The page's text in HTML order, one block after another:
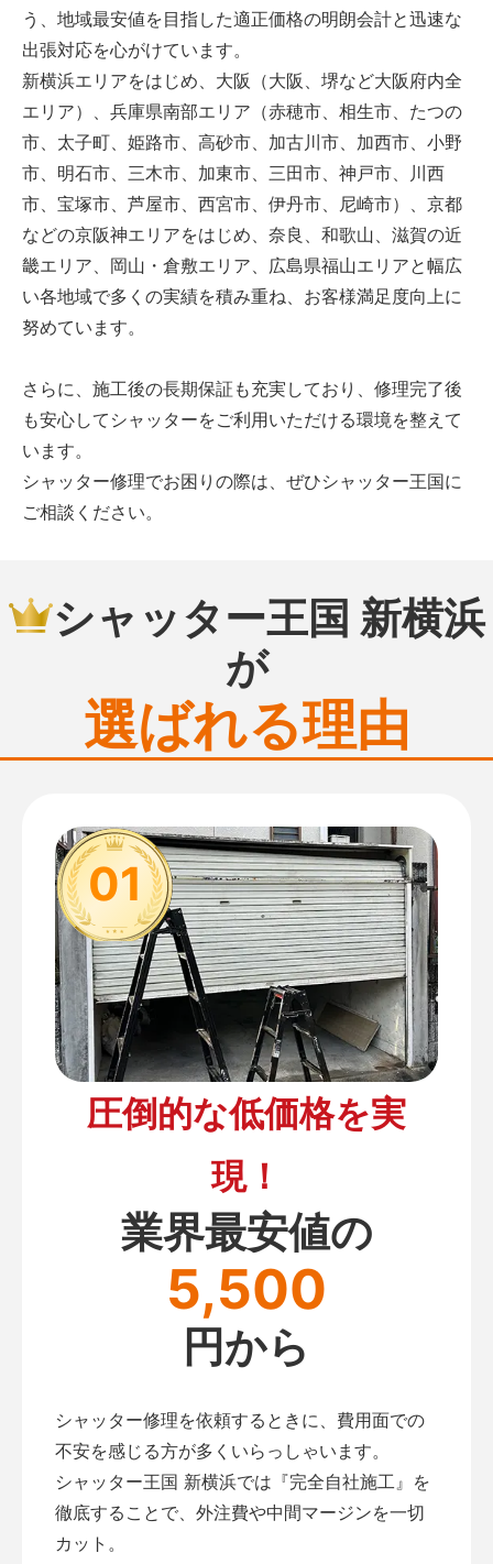
う、地域最安値を目指した適正価格の明朗会計と迅速な
出張対応を心がけています。
新横浜エリアをはじめ、大阪（大阪、堺など大阪府内全
エリア）、兵庫県南部エリア（赤穂市、相生市、たつの
市、太子町、姫路市、高砂市、加古川市、加西市、小野
市、明石市、三木市、加東市、三田市、神戸市、川西
市、宝塚市、芦屋市、西宮市、伊丹市、尼崎市）、京都
などの京阪神エリアをはじめ、奈良、和歌山、滋賀の近
畿エリア、岡山・倉敷エリア、広島県福山エリアと幅広
い各地域で多くの実績を積み重ね、お客様満足度向上に
努めています。
さらに、施工後の長期保証も充実しており、修理完了後
も安心してシャッターをご利用いただける環境を整えて
います。
シャッター修理でお困りの際は、ぜひシャッター王国に
ご相談ください。
シャッター王国 新横浜
が
選ばれる理由
01
圧倒的な低価格を実
現！
業界最安値の
5,500
円から
シャッター修理を依頼するときに、費用面での
不安を感じる方が多くいらっしゃいます。
シャッター王国 新横浜では『完全自社施工』を
徹底することで、外注費や中間マージンを一切
カット。